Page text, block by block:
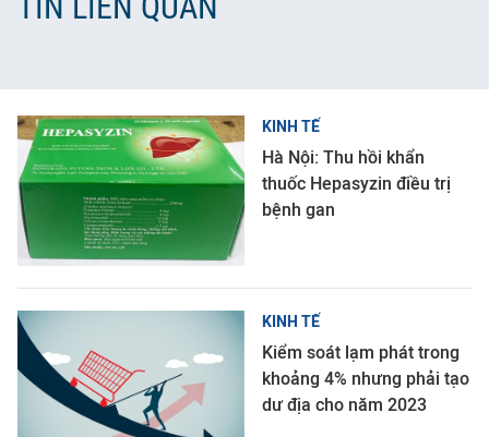
KINH TẾ
Hà Nội: Thu hồi khẩn
thuốc Hepasyzin điều trị
bệnh gan
KINH TẾ
Kiểm soát lạm phát trong
khoảng 4% nhưng phải tạo
dư địa cho năm 2023